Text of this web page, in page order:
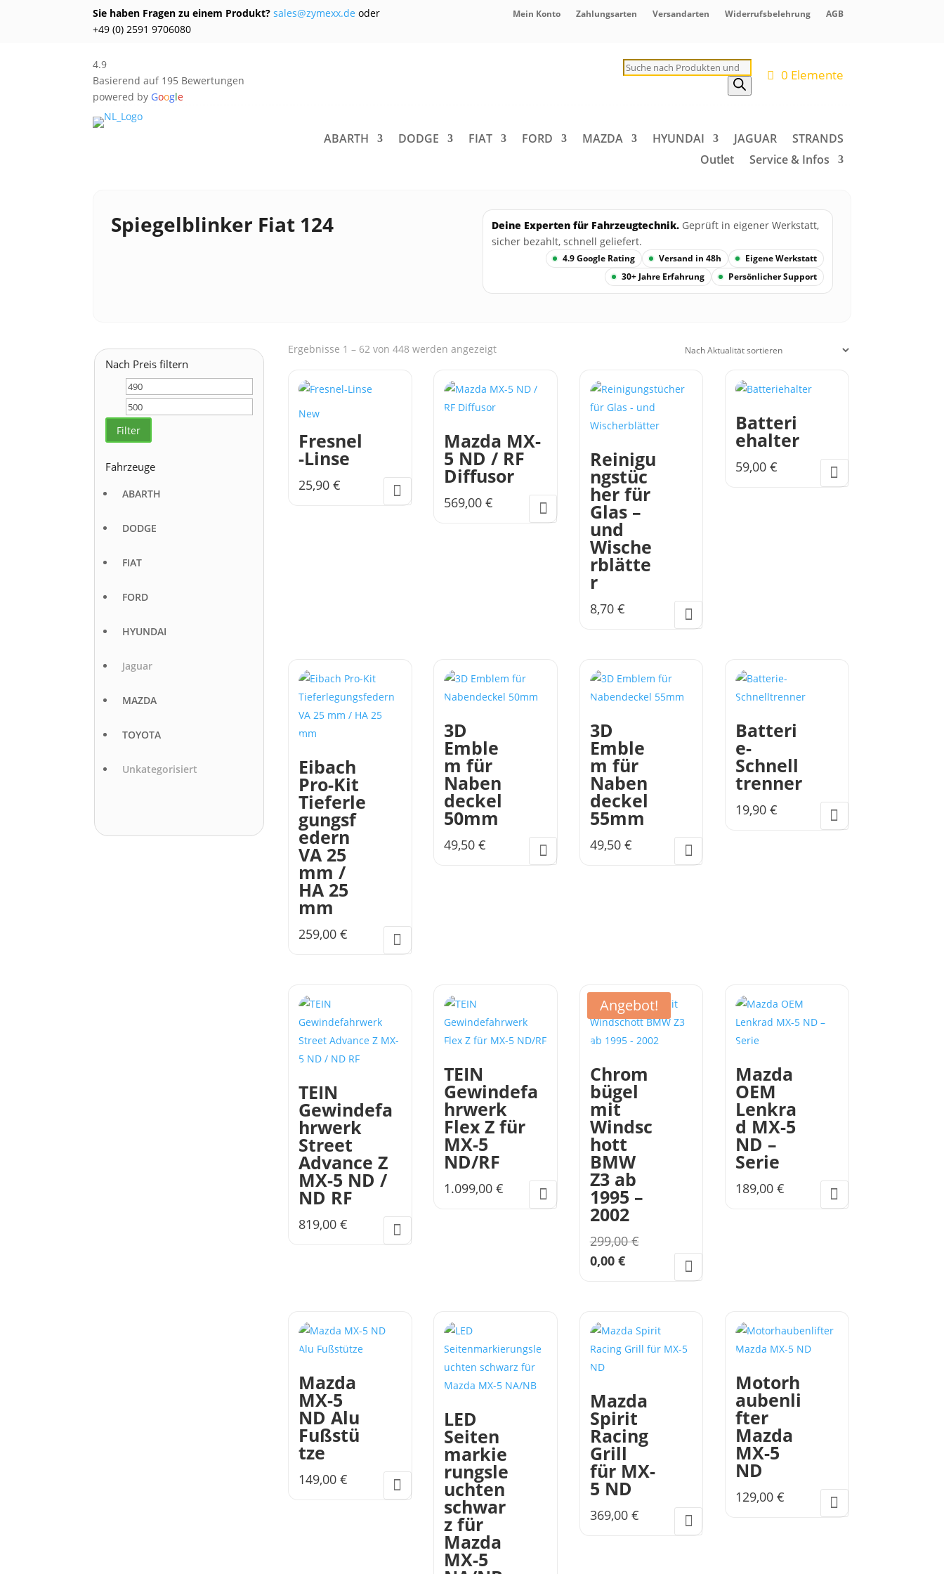
Sie haben Fragen zu einem Produkt? sales@zymexx.de oder
+49 (0) 2591 9706080
Mein Konto Zahlungsarten Versandarten Widerrufsbelehrung AGB
4.9
Basierend auf 195 Bewertungen
powered by Google
Products
search 0 Elemente
ABARTH DODGE FIAT FORD MAZDA HYUNDAI JAGUAR
STRANDS
Outlet
Service & Infos
Spiegelblinker Fiat 124 Deine Experten für Fahrzeugtechnik. Geprüft in eigener Werkstatt,
sicher bezahlt, schnell geliefert.
4.9 Google Rating Versand in 48h
Eigene Werkstatt
30+ Jahre Erfahrung
Persönlicher Support
Nach Preis filtern
Min.
Preis
Filter
Fahrzeuge
ABARTH
DODGE
FIAT
FORD
HYUNDAI
Jaguar
MAZDA
TOYOTA
Unkategorisiert
Ergebnisse 1 – 62 von 448 werden angezeigtNach
New
Fresnel
-Linse
25,90€
Mazda MX-
5 ND / RF
Diffusor
569,00€
Reinigu
ngstüc
her für
Glas –
und
Wische
rblätte
r
8,70 €
Batteri
ehalter
59,00 €
Eibach
Pro-Kit
Tieferle
gungsf
edern
VA 25
mm /
HA 25
mm
259,00€
3D
Emble
m für
Naben
deckel
50mm
49,50€
3D
Emble
m für
Naben
deckel
55mm
49,50 €
Batteri
e-
Schnell
trenner
19,90 €
TEIN
Gewindefa
hrwerk
Street
Advance Z
MX-5 ND /
ND RF
819,00€
TEIN
Gewindefa
hrwerk
Flex Z für
MX-5
ND/RF
1.099,00€
Angebot!
Chrom
bügel
mit
Windsc
hott
BMW
Z3 ab
1995 –
2002
299,00€Ursprünglicher
0,00 €Aktueller
Mazda
OEM
Lenkra
d MX-5
ND –
Serie
189,00 €
Mazda
MX-5
ND Alu
Fußstü
tze
149,00€
LED
Seiten
markie
rungsle
uchten
schwar
z für
Mazda
MX-5
Mazda
Spirit
Racing
Grill
für MX-
5 ND
369,00 €
Motorh
aubenli
fter
Mazda
MX-5
ND
129,00 €